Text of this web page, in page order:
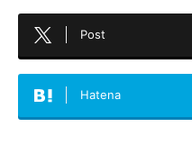
Post
Hatena